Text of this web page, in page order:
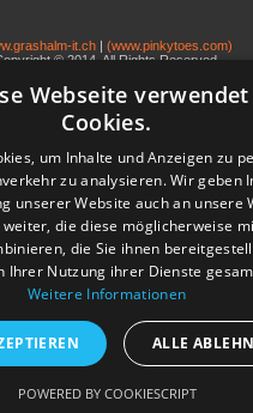
it.ch| (www.pinkytoes.com)
© 2014. All Rights Reserved.
Webseite verwendet
Cookies.
um Inhalte und Anzeigen zu
zu analysieren. Wir geben
unserer Website auch an unsere
die diese möglicherweise
die Sie ihnen
Ihrer Nutzung ihrer Dienste
Weitere Informationen
ALLE
POWERED BY COOKIESCRIPT